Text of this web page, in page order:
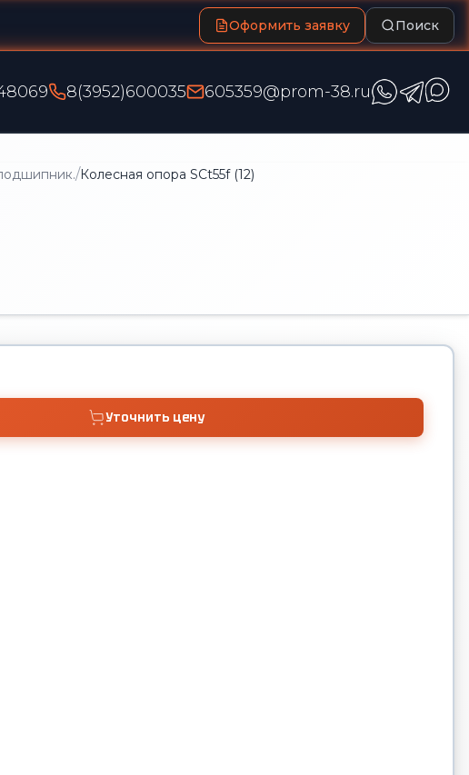
Оформить заявку Поиск
8(3952)600035 605359@prom-38.ru
/Колесная опора SCt55f (12)
Уточнить цену